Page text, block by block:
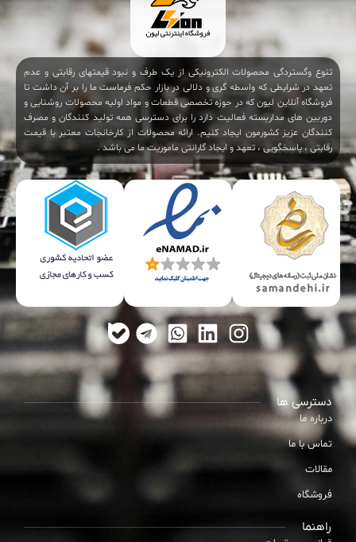
تنوع وگستردگی محصولات الکترونیکی از یک طرف و نبود قیمتهای رقابتی و عدم
تعهد در شرایطی که واسطه گری و دلالی در بازار حکم فرماست ما را بر آن داشت تا
فروشگاه آنلاین لیون که در حوزه تخصصی قطعات و مواد اولیه محصولات روشنایی و
دوربین های مداربسته فعالیت دارد را برای دسترسی همه تولید کنندگان و مصرف
کنندگان عزیز کشورمون ایجاد کنیم. ارائه محصولات از کارخانجات معتبر با قیمت
رقابتی ، پاسخگویی ، تعهد و ایجاد گارانتی ماموریت ما می باشد .
دسترسی ها
درباره ما
تماس با ما
مقالات
فروشگاه
راهنما